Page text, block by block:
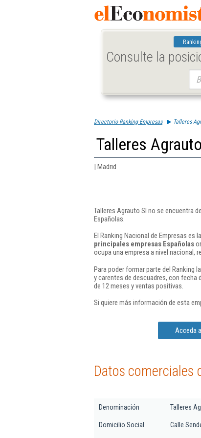
Consulte la
Directorio Ranking Empresas Talleres
Talleres
| Madrid
Talleres Agrauto Sl no se encuentra
Españolas.
El Ranking Nacional de Empresas es
principales empresas Españolas
ocupa una empresa a nivel nacional,
Para poder formar parte del Ranking
y carentes de descuadres, con fecha
de 12 meses y ventas positivas.
Si quiere más información de esta
Acceda
Datos comerciales
Denominación Talleres
Domicilio Social Calle